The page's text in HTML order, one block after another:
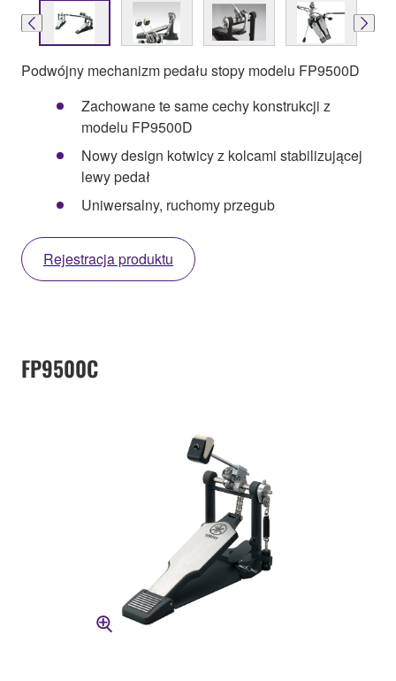
Podwójny mechanizm pedału stopy modelu FP9500D
Zachowane te same cechy konstrukcji z
modelu FP9500D
Nowy design kotwicy z kolcami stabilizującej
lewy pedał
Uniwersalny, ruchomy przegub
Rejestracja produktu
FP9500C